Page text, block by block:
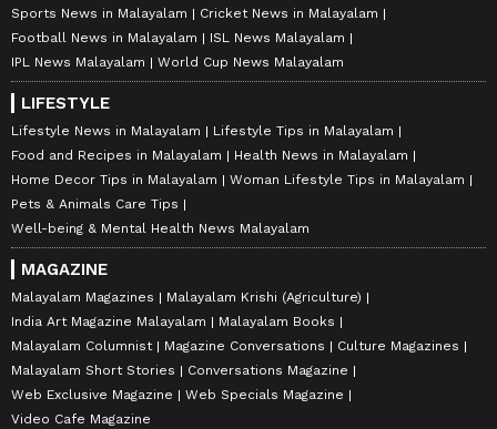
Sports News in Malayalam
Cricket News in Malayalam
Football News in Malayalam
ISL News Malayalam
IPL News Malayalam
World Cup News Malayalam
LIFESTYLE
Lifestyle News in Malayalam
Lifestyle Tips in Malayalam
Food and Recipes in Malayalam
Health News in Malayalam
Home Decor Tips in Malayalam
Woman Lifestyle Tips in Malayalam
Pets & Animals Care Tips
Well-being & Mental Health News Malayalam
MAGAZINE
Malayalam Magazines
Malayalam Krishi (Agriculture)
India Art Magazine Malayalam
Malayalam Books
Malayalam Columnist
Magazine Conversations
Culture Magazines
Malayalam Short Stories
Conversations Magazine
Web Exclusive Magazine
Web Specials Magazine
Video Cafe Magazine